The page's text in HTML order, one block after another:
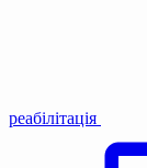
реабілітація